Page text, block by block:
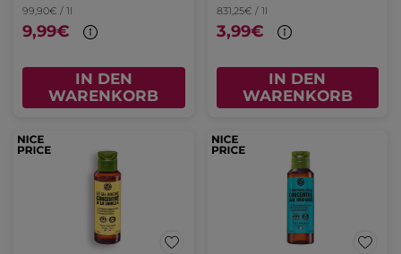
99,90€ / 1l
9,99€
IN DEN
WARENKORB
831,25€ / 1l
3,99€
IN DEN
WARENKORB